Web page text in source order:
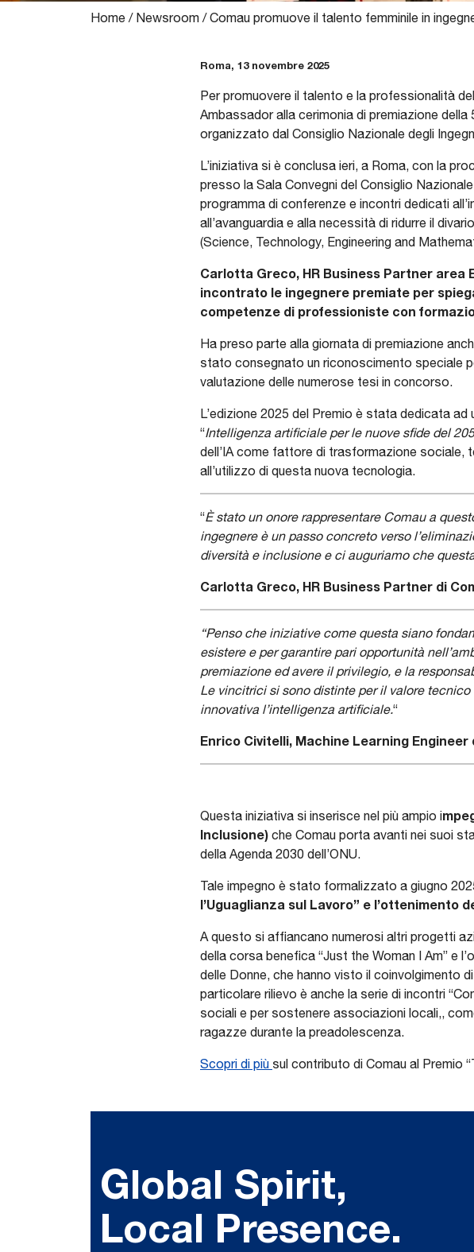
Home / Newsroom /Comau promuove il talento femminile in
Roma, 13 novembre 2025
Per promuovere il talento e la professionalità
Ambassador alla cerimonia di premiazione della
organizzato dal Consiglio Nazionale degli
L’iniziativa si è conclusa ieri, a Roma, con la
presso la Sala Convegni del Consiglio
programma di conferenze e incontri dedicati
all’avanguardia e alla necessità di ridurre il
(Science, Technology, Engineering and
Carlotta Greco, HR Business Partner area
incontrato le ingegnere premiate per
competenze di professioniste con
Ha preso parte alla giornata di premiazione
stato consegnato un riconoscimento speciale
valutazione delle numerose tesi in concorso.
L’edizione 2025 del Premio è stata dedicata
“Intelligenza artificiale per le nuove sfide del
dell’IA come fattore di trasformazione sociale,
all’utilizzo di questa nuova tecnologia.
“È stato un onore rappresentare Comau a
ingegnere è un passo concreto verso
diversità e inclusione e ci auguriamo che
Carlotta Greco, HR Business Partner di
“Penso che iniziative come questa siano
esistere e per garantire pari opportunità
premiazione ed avere il privilegio, e la
Le vincitrici si sono distinte per il valore
innovativa l’intelligenza artificiale.“
Enrico Civitelli, Machine Learning Engineer
Questa iniziativa si inserisce nel più ampio i
Inclusione) che Comau porta avanti nei suoi
della Agenda 2030 dell’ONU.
Tale impegno è stato formalizzato a giugno
l’Uguaglianza sul Lavoro” e l’ottenimento
A questo si affiancano numerosi altri progetti
della corsa benefica “Just the Woman I Am” e
delle Donne, che hanno visto il coinvolgimento
particolare rilievo è anche la serie di incontri
sociali e per sostenere associazioni locali,,
ragazze durante la preadolescenza.
Scopri di più sul contributo di Comau al Premio
Global Spirit,
Local Presence.